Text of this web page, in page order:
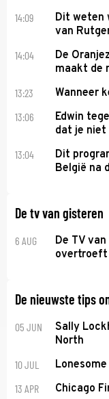
14:09
Dit weten
van
14:04
De
maakt de
13:23 Wanneer
13:06
Edwin
dat je niet
13:04
Dit
België na
De tv van gisteren
6 AUG
De TV
overtroeft
De nieuwste tips
05 JUN
Sally
North
10 JUL Lonesome
13 APR Chicago